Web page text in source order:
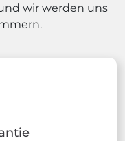
wir werden uns